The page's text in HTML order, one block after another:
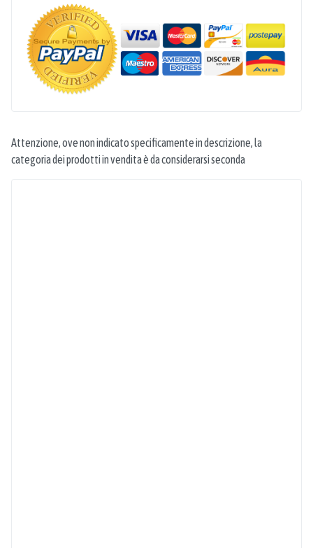
Attenzione, ove non indicato specificamente in descrizione, la
categoria dei prodotti in vendita è da considerarsi seconda